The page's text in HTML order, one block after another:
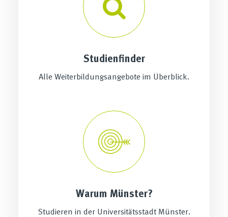
Studienfinder
Alle Weiterbildungsangebote im Überblick.
Warum Münster?
Studieren in der Universitätsstadt Münster.